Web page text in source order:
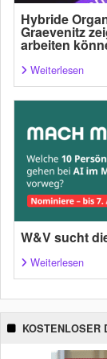
Hybride
Graevenitz
arbeiten
Weiterlesen
W&V sucht
Weiterlesen
KOSTENLOSER